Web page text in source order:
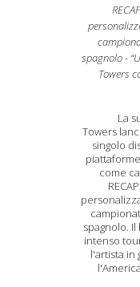
spagnolo -
Towers
La
Towers
singolo
come
spagnolo.
intenso
l'artista in